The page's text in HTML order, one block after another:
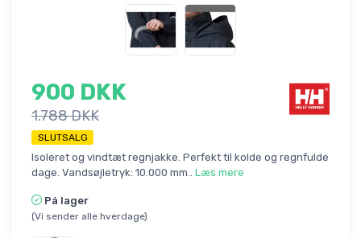
900 DKK
1.788 DKK
SLUTSALG
Isoleret og vindtæt regnjakke. Perfekt til kolde og regnfulde
dage. Vandsøjletryk: 10.000 mm.. Læs mere
På lager
(Vi sender alle hverdage)